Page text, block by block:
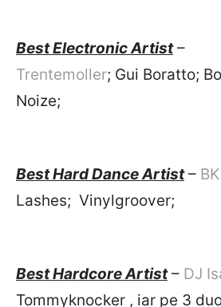
Best Electronic Artist–
Trentemoller; Gui Boratto;
Noize;
Best Hard Dance Artist– BK
Lashes; Vinylgroover;
Best Hardcore Artist– DJ
Tommyknocker , iar pe 3